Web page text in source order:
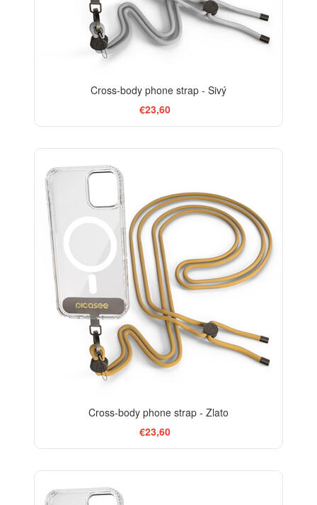
Cross-body phone strap - Sivý
€23,60
Cross-body phone strap - Zlato
€23,60